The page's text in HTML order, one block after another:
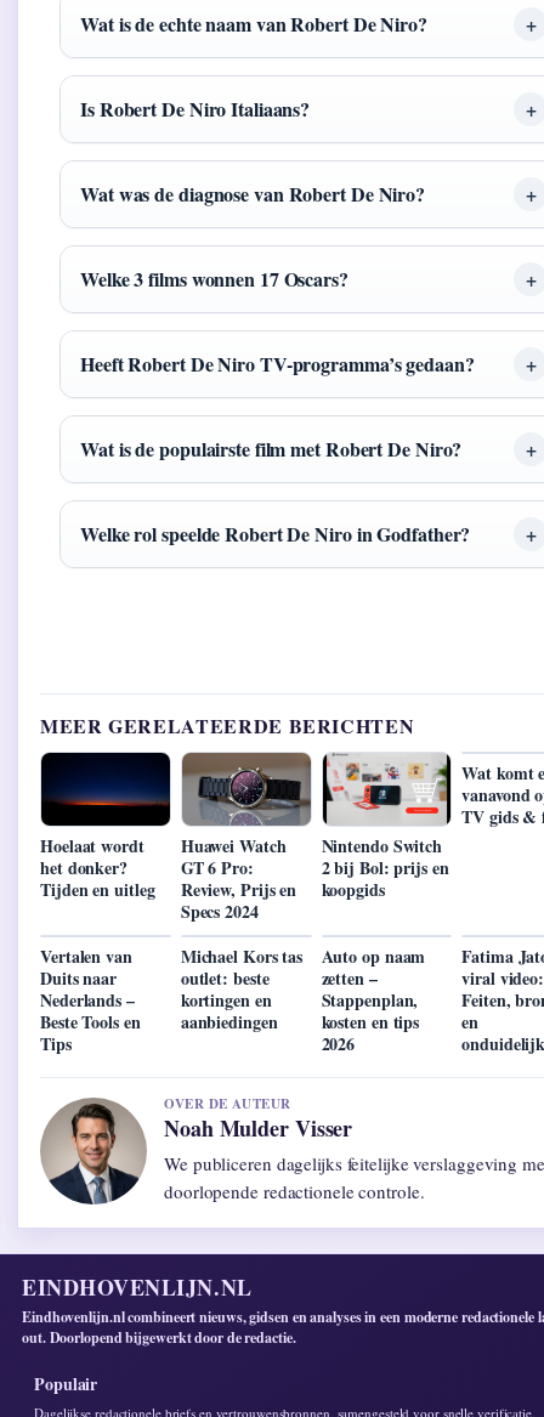
Wat is de echte naam van Robert De Niro?
Is Robert De Niro Italiaans?
Wat was de diagnose van Robert De Niro?
Welke 3 films wonnen 17 Oscars?
Heeft Robert De Niro TV-programma’s gedaan?
Wat is de populairste film met Robert De Niro?
Welke rol speelde Robert De Niro in Godfather?
MEER GERELATEERDE BERICHTEN
Hoelaat wordt
het donker?
Tijden en uitleg
Huawei Watch
GT 6 Pro:
Review, Prijs en
Specs 2024
Nintendo Switch
2 bij Bol: prijs en
koopgids
Wat komt
vanavond
TV gids &
Vertalen van
Duits naar
Nederlands –
Beste Tools en
Tips
Michael Kors tas
outlet: beste
kortingen en
aanbiedingen
Auto op naam
zetten –
Stappenplan,
kosten en tips
2026
Fatima
viral video:
Feiten,
en
OVER DE AUTEUR
Noah Mulder Visser
We publiceren dagelijks feitelijke verslaggeving
doorlopende redactionele controle.
EINDHOVENLIJN.NL
Eindhovenlijn.nl combineert nieuws, gidsen en analyses in een moderne redactionele
out. Doorlopend bijgewerkt door de redactie.
Populair
Dagelijkse redactionele briefs en vertrouwensbronnen, samengesteld voor snelle verificatie.